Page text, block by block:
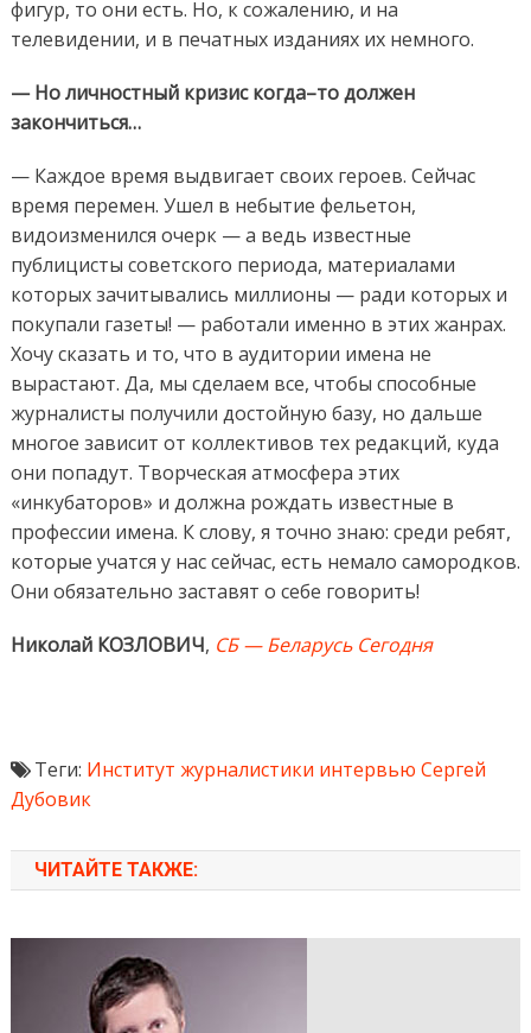
фигур, то они есть. Но, к сожалению, и на
телевидении, и в печатных изданиях их немного.
— Но личностный кризис когда–то должен
закончиться…
— Каждое время выдвигает своих героев. Сейчас
время перемен. Ушел в небытие фельетон,
видоизменился очерк — а ведь известные
публицисты советского периода, материалами
которых зачитывались миллионы — ради которых и
покупали газеты! — работали именно в этих жанрах.
Хочу сказать и то, что в аудитории имена не
вырастают. Да, мы сделаем все, чтобы способные
журналисты получили достойную базу, но дальше
многое зависит от коллективов тех редакций, куда
они попадут. Творческая атмосфера этих
«инкубаторов» и должна рождать известные в
профессии имена. К слову, я точно знаю: среди ребят,
которые учатся у нас сейчас, есть немало самородков.
Они обязательно заставят о себе говорить!
Николай КОЗЛОВИЧ, СБ — Беларусь Сегодня
Теги: Институт журналистики интервью Сергей
Дубовик
ЧИТАЙТЕ ТАКЖЕ: